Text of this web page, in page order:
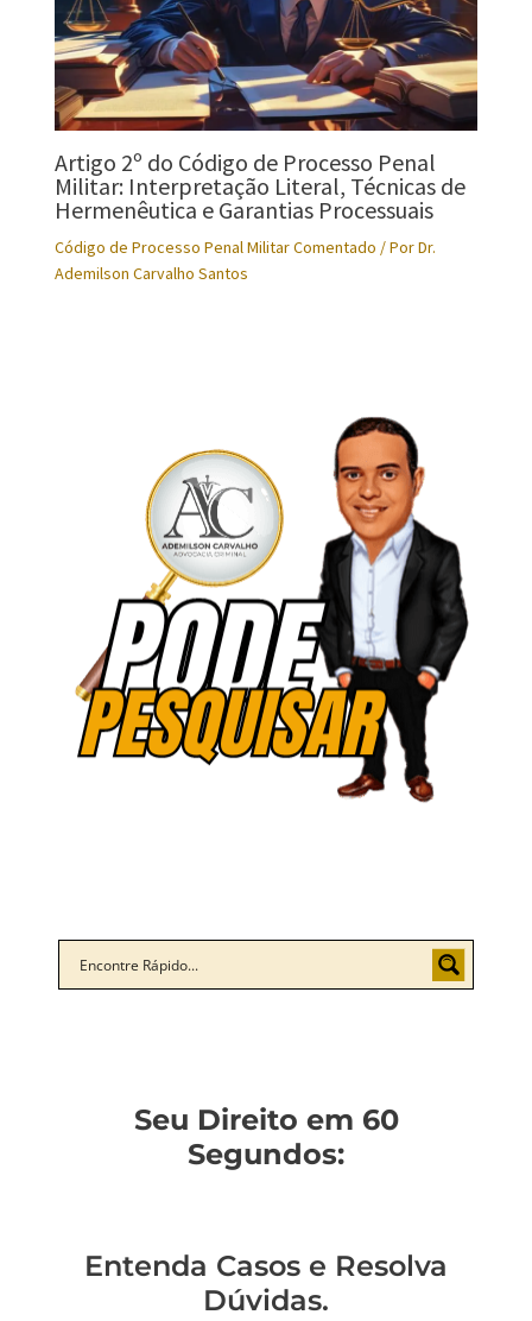
Artigo 2º do Código de Processo Penal
Militar: Interpretação Literal, Técnicas de
Hermenêutica e Garantias Processuais
Código de Processo Penal Militar Comentado / PorDr.
Ademilson Carvalho Santos
Seu Direito em 60
Segundos:
Entenda Casos e Resolva
Dúvidas.